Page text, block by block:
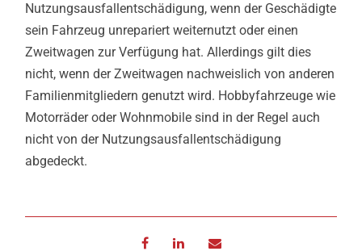
Nutzungsausfallentschädigung, wenn der Geschädigte
sein Fahrzeug unrepariert weiternutzt oder einen
Zweitwagen zur Verfügung hat. Allerdings gilt dies
nicht, wenn der Zweitwagen nachweislich von anderen
Familienmitgliedern genutzt wird. Hobbyfahrzeuge wie
Motorräder oder Wohnmobile sind in der Regel auch
nicht von der Nutzungsausfallentschädigung
abgedeckt.